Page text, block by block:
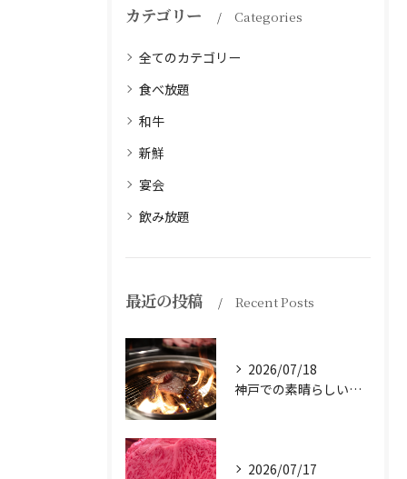
カテゴリー Categories
全てのカテゴリー
食べ放題
和牛
新鮮
宴会
飲み放題
最近の投稿 Recent Posts
2026/07/18
神戸での素晴らしい体験をお探しですか？
2026/07/17